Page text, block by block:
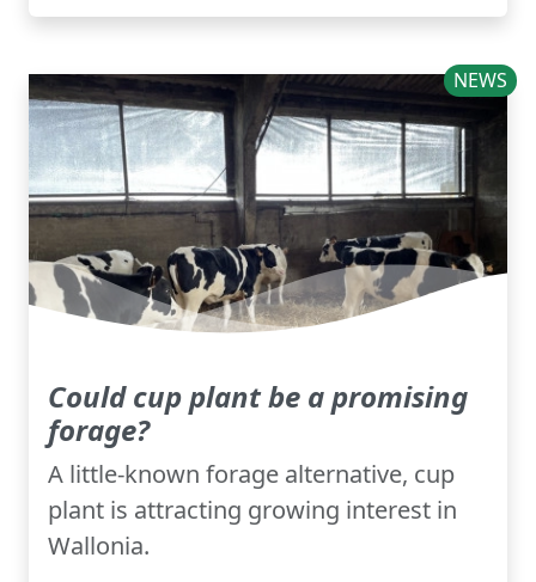
NEWS
Could cup plant be a promising
forage?
A little-known forage alternative, cup
plant is attracting growing interest in
Wallonia.